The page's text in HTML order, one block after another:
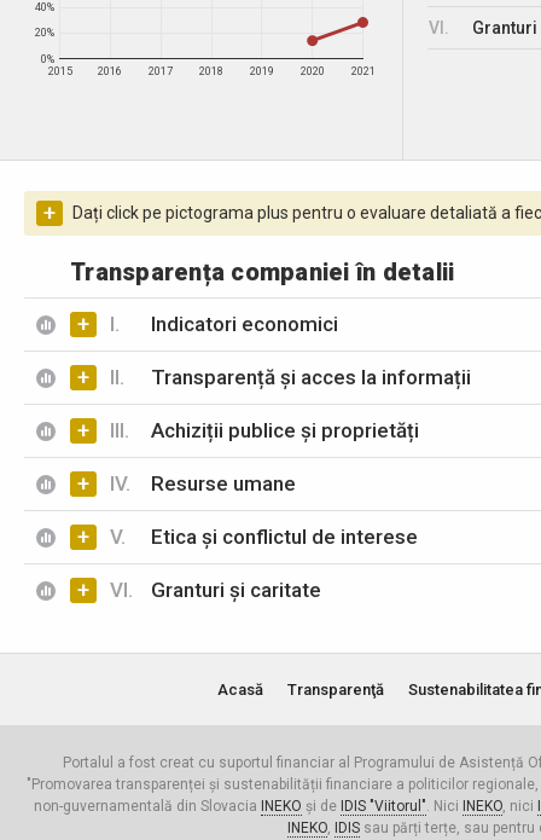
2015 2016 2017 2018 2019 2020 2021
0%
20%
40%
VI.
+ Dați click pe pictograma plus pentru o evaluare detaliată a
Transparența companiei în detalii
+ I. Indicatori economici
+ II. Transparență și acces la informații
+ III. Achiziții publice și proprietăți
+ IV. Resurse umane
+ V. Etica și conflictul de interese
+ VI. Granturi și caritate
Acasă Transparenţă Sustenabilitatea
Portalul a fost creat cu suportul financiar al Programului de Asistență
"Promovarea transparenței și sustenabilității financiare a politicilor
non-guvernamentală din Slovacia
INEKO și de IDIS "Viitorul". Nici INEKO, nici
INEKO, IDISsau părți terțe, sau pentru